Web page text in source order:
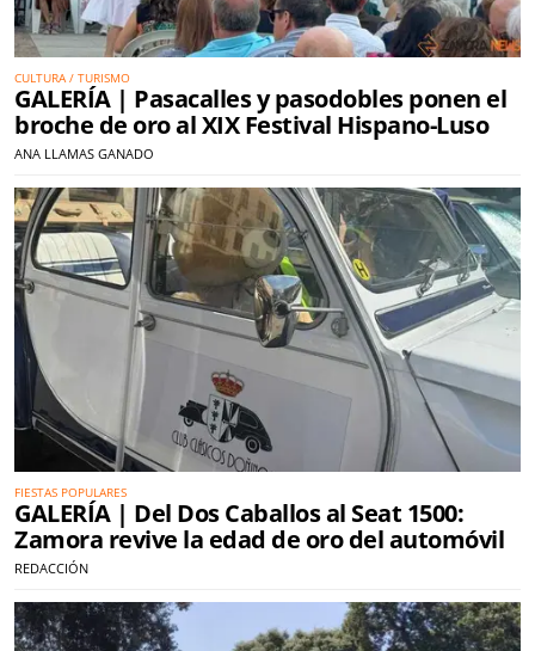
CULTURA / TURISMO
GALERÍA | Pasacalles y pasodobles ponen el
broche de oro al XIX Festival Hispano-Luso
ANA LLAMAS GANADO
FIESTAS POPULARES
GALERÍA | Del Dos Caballos al Seat 1500:
Zamora revive la edad de oro del automóvil
REDACCIÓN